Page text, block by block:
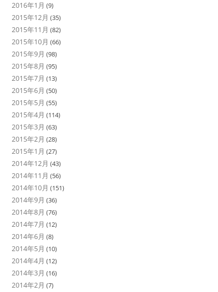
2016年1月 (9)
2015年12月 (35)
2015年11月 (82)
2015年10月 (66)
2015年9月 (98)
2015年8月 (95)
2015年7月 (13)
2015年6月 (50)
2015年5月 (55)
2015年4月 (114)
2015年3月 (63)
2015年2月 (28)
2015年1月 (27)
2014年12月 (43)
2014年11月 (56)
2014年10月 (151)
2014年9月 (36)
2014年8月 (76)
2014年7月 (12)
2014年6月 (8)
2014年5月 (10)
2014年4月 (12)
2014年3月 (16)
2014年2月 (7)